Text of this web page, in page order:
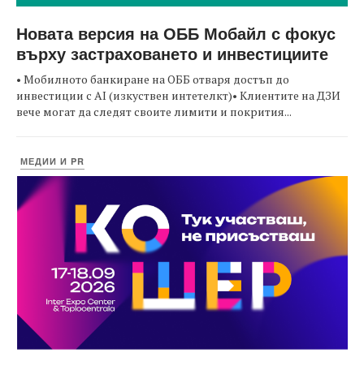
Новата версия на ОББ Мобайл с фокус
върху застраховането и инвестициите
• Мобилното банкиране на ОББ отваря достъп до
инвестиции с AI (изкуствен интетелкт)• Клиентите на ДЗИ
вече могат да следят своите лимити и покрития...
МЕДИИ И PR